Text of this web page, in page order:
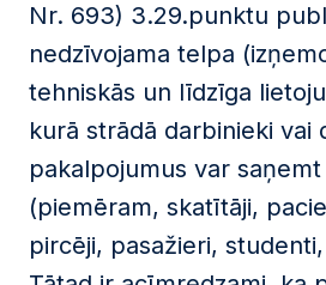
Nr. 693) 3.29.punktu
nedzīvojama telpa
tehniskās un līdzīga
kurā strādā darbinieki vai
pakalpojumus var
(piemēram, skatītāji,
pircēji, pasažieri,